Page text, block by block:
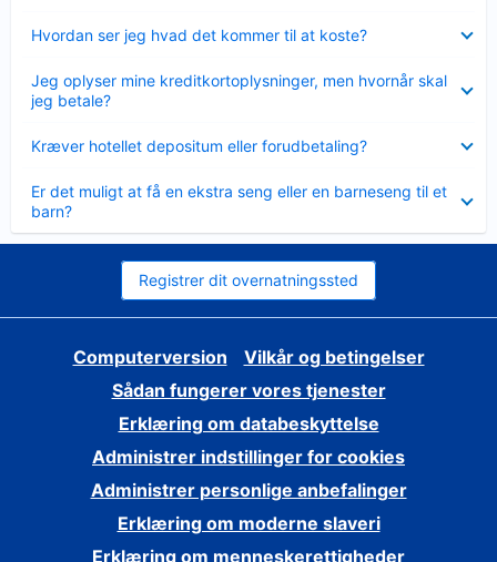
Hvordan ser jeg hvad det kommer til at koste?
Jeg oplyser mine kreditkortoplysninger, men hvornår skal
jeg betale?
Kræver hotellet depositum eller forudbetaling?
Er det muligt at få en ekstra seng eller en barneseng til et
barn?
Registrer dit overnatningssted
Computerversion
Vilkår og betingelser
Sådan fungerer vores tjenester
Erklæring om databeskyttelse
Administrer indstillinger for cookies
Administrer personlige anbefalinger
Erklæring om moderne slaveri
Erklæring om menneskerettigheder